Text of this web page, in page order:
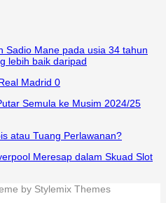
Sadio Mane pada usia 34 tahun
lebih baik daripad
Madrid 0
Semula ke Musim 2024/25
atau Tuang Perlawanan?
Meresap dalam Skuad Slot
by Stylemix Themes